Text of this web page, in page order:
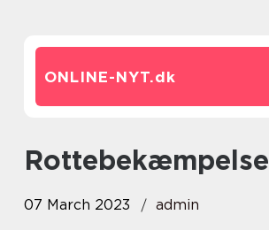
ONLINE-NYT.dk
rottebekæmpelse
07 March 2023 admin